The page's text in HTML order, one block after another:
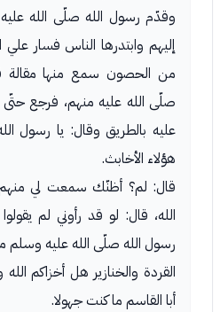
وقدّم رسول الله صلّى الله
إليهم وابتدرها الناس فسار
من الحصون سمع منها مقالة
صلّى الله عليه منهم، فرجع
عليه بالطريق وقال: يا رسول
هؤلاء الأخابث.
قال: لم؟ أظنّك سمعت لي
الله، قال: لو قد رأوني لم
رسول الله صلّى الله عليه
القردة والخنازير هل أخزاكم
أبا القاسم ما كنت جهولا.